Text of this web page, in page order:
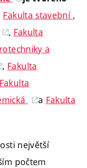
Fakulta stavební ,
, Fakulta
a
, Fakulta
Fakulta
a Fakulta
největší
počtem